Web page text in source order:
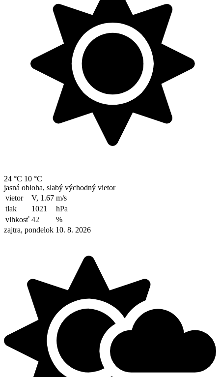
24 °C 10 °C
jasná obloha, slabý východný vietor
vietor
V, 1.67 m/s
tlak
1021
hPa
vlhkosť 42
%
zajtra, pondelok 10. 8. 2026